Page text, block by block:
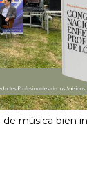
música bien